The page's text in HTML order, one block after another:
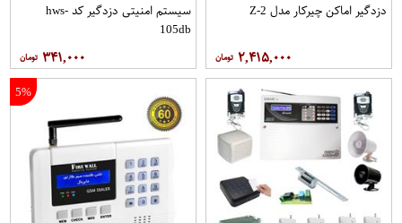
دزدگیر اماکن چیرکار مدل Z-2
۲,۴۱۵,۰۰۰
سیستم امنیتی دزدگیر کد hws-
105db
۳۴۱,۰۰۰
5%